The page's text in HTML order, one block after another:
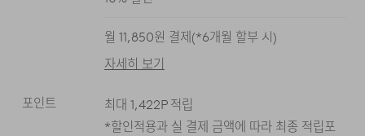
월 11,850원 결제(*6개월 할부 시)
자세히 보기
포인트 최대 1,422P 적립
*할인적용과 실 결제 금액에 따라 최종 적립포